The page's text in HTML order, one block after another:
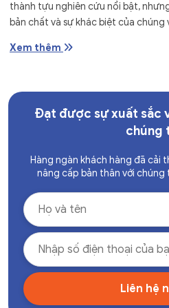
thành tựu nghiên cứu nổi bật,
bản chất và sự khác biệt của chúng
Xem thêm
Đạt được sự xuất sắc
chúng
Hàng ngàn khách hàng đã cải
nâng cấp bản thân với chúng